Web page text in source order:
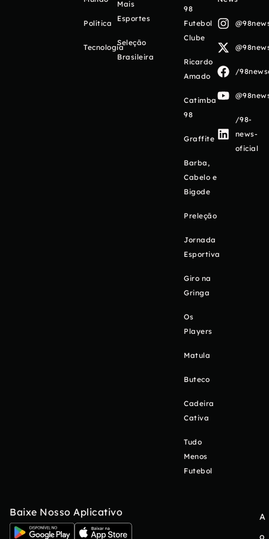
Política
Tecnologia
Mais
Esportes
Seleção
Brasileira
98
Futebol
Clube
Ricardo
Amado
Catimba
98
Graffite
Barba,
Cabelo e
Bigode
Preleção
Jornada
Esportiva
Giro na
Gringa
Os
Players
Matula
Buteco
Cadeira
Cativa
Tudo
Menos
Futebol
/
/98-
news-
oficial
Baixe Nosso Aplicativo
A
o